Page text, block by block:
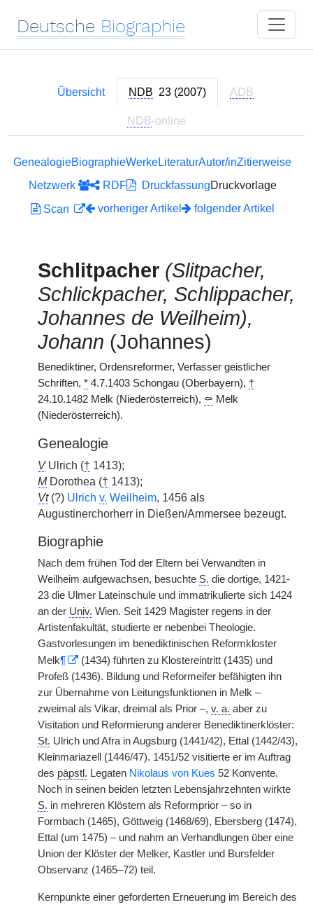
Deutsche Biographie
Übersicht NDB 23 (2007) ADB
NDB-online
GenealogieBiographieWerkeLiteraturAutor/inZitierweise
Netzwerk
RDF DruckfassungDruckvorlage
Scan
vorheriger Artikel folgender Artikel
Schlitpacher (Slitpacher,
Schlickpacher, Schlippacher,
Johannes de Weilheim),
Johann (Johannes)
Benediktiner, Ordensreformer, Verfasser geistlicher
Schriften, * 4.7.1403 Schongau (Oberbayern), †
24.10.1482 Melk (Niederösterreich), ⚰ Melk
(Niederösterreich).
Genealogie
VUlrich († 1413);
MDorothea († 1413);
Vt(?) Ulrich v. Weilheim, 1456 als
Augustinerchorherr in Dießen/Ammersee bezeugt.
Biographie
Nach dem frühen Tod der Eltern bei Verwandten in
Weilheim aufgewachsen, besuchte S. die dortige, 1421-
23 die Ulmer Lateinschule und immatrikulierte sich 1424
an der Univ. Wien. Seit 1429 Magister regens in der
Artistenfakultät, studierte er nebenbei Theologie.
Gastvorlesungen im benediktinischen Reformkloster
Melk¶
(1434) führten zu Klostereintritt (1435) und
Profeß (1436). Bildung und Reformeifer befähigten ihn
zur Übernahme von Leitungsfunktionen in Melk –
zweimal als Vikar, dreimal als Prior –, v. a. aber zu
Visitation und Reformierung anderer Benediktinerklöster:
St. Ulrich und Afra in Augsburg (1441/42), Ettal (1442/43),
Kleinmariazell (1446/47). 1451/52 visitierte er im Auftrag
des päpstl. Legaten Nikolaus von Kues 52 Konvente.
Noch in seinen beiden letzten Lebensjahrzehnten wirkte
S. in mehreren Klöstern als Reformprior – so in
Formbach (1465), Göttweig (1468/69), Ebersberg (1474),
Ettal (um 1475) – und nahm an Verhandlungen über eine
Union der Klöster der Melker, Kastler und Bursfelder
Observanz (1465–72) teil.
Kernpunkte einer geforderten Erneuerung im Bereich des